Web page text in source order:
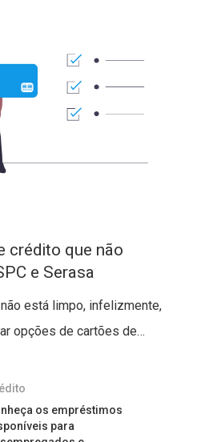
crédito que não
e Serasa
está limpo, infelizmente,
opções de cartões de…
os empréstimos
para